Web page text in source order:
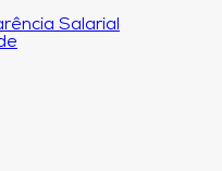
Salarial